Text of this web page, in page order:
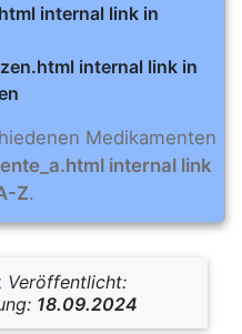
internal link in
internal link in
Medikamenten
internal link
Z.
Veröffentlicht:
18.09.2024